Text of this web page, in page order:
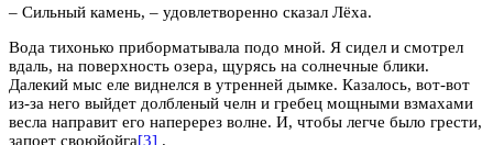
– Сильный камень, – удовлетворенно сказал Лёха.
Вода тихонько приборматывала подо мной. Я сидел и смотрел
вдаль, на поверхность озера, щурясь на солнечные блики.
Далекий мыс еле виднелся в утренней дымке. Казалось, вот-вот
из-за него выйдет долбленый челн и гребец мощными взмахами
весла направит его наперерез волне. И, чтобы легче было грести,
запоет своюйойга[3] .